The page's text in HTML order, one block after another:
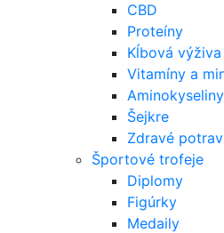
CBD
Proteíny
Kĺbová výživa
Vitamíny a
Šejkre
Zdravé
Športové trofeje
Diplomy
Figúrky
Medaily